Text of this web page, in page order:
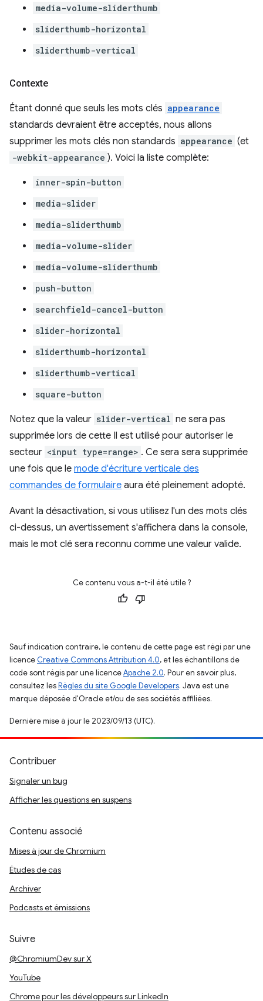
media-volume-sliderthumb
sliderthumb-horizontal
sliderthumb-vertical
Contexte
Étant donné que seuls les mots clés appearance
standards devraient être acceptés, nous allons
supprimer les mots clés non standards appearance (et
-webkit-appearance ). Voici la liste complète:
inner-spin-button
media-slider
media-sliderthumb
media-volume-slider
media-volume-sliderthumb
push-button
searchfield-cancel-button
slider-horizontal
sliderthumb-horizontal
sliderthumb-vertical
square-button
Notez que la valeur slider-vertical ne sera pas
supprimée lors de cette Il est utilisé pour autoriser le
secteur <input type=range> . Ce sera sera supprimée
une fois que le mode d'écriture verticale des
commandes de formulaire aura été pleinement adopté.
Avant la désactivation, si vous utilisez l'un des mots clés
ci-dessus, un avertissement s'affichera dans la console,
mais le mot clé sera reconnu comme une valeur valide.
Ce contenu vous a-t-il été utile ?
Sauf indication contraire, le contenu de cette page est régi par une
licence Creative Commons Attribution 4.0, et les échantillons de
code sont régis par une licenceApache 2.0. Pour en savoir plus,
consultez lesRègles du site Google Developers. Java est une
marque déposée d'Oracle et/ou de ses sociétés affiliées.
Dernière mise à jour le 2023/09/13 (UTC).
Contribuer
Signaler un bug
Afficher les questions en suspens
Contenu associé
Mises à jour de Chromium
Études de cas
Archiver
Podcasts et émissions
Suivre
@ChromiumDev sur X
YouTube
Chrome pour les développeurs sur LinkedIn